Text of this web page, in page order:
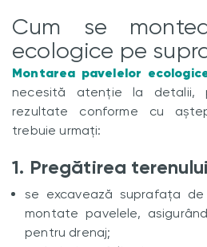
Cum se
ecologice pe
Montarea pavelelor
necesită atenție la detalii,
rezultate conforme cu
trebuie urmați:
1. Pregătirea terenului
se excavează suprafața
montate pavelele,
pentru drenaj;